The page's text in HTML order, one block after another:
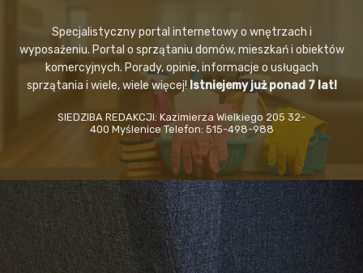
Specjalistyczny portal internetowy o wnętrzach i
wyposażeniu. Portal o sprzątaniu domów, mieszkań i obiektów
komercyjnych. Porady, opinie, informacje o usługach
sprzątania i wiele, wiele więcej!Istniejemy już ponad 7 lat!
SIEDZIBA REDAKCJI: Kazimierza Wielkiego 205 32-
400 Myślenice Telefon: 515-498-988